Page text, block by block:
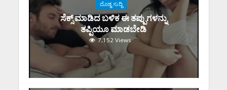
ದೊಡ್ಡ ಸುದ್ದಿ
ಸೆಕ್ಸ್‌ ಮಾಡಿದ ಬಳಿಕ ಈ ತಪ್ಪುಗಳನ್ನು
ತಪ್ಪಿಯೂ ಮಾಡಬೇಡಿ
7,152 Views